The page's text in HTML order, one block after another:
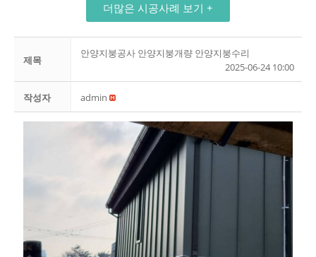
더많은 시공사례 보기 +
제목
안양지붕공사 안양지붕개량 안양지붕수리
2025-06-24 10:00
작성자 admin